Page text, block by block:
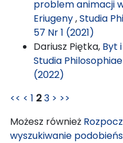
problem animacji
Eriugeny,Studia
57 Nr 1 (2021)
Dariusz Piętka, Byt
Studia
(2022)
<< < 1 23 > >>
Możesz również
wyszukiwanie